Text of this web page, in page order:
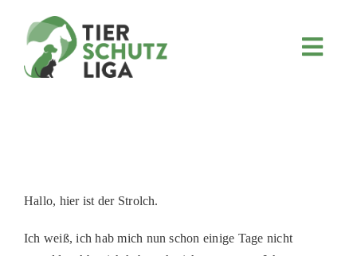
KOOPERATIONEN
Hallo, hier ist der Strolch.
Ich weiß, ich hab mich nun schon einige Tage nicht